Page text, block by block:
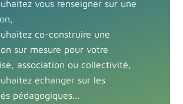
vous renseigner sur une
co-construire une
sur mesure pour votre
association ou collectivité,
échanger sur les
pédagogiques...